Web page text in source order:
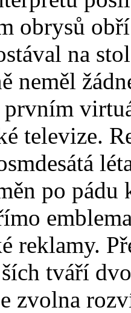
obrysů
na
neměl
televize.
po
reklamy.
tváří
zvolna